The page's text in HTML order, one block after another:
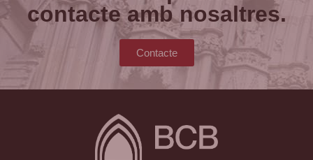
contacte amb nosaltres.
Contacte